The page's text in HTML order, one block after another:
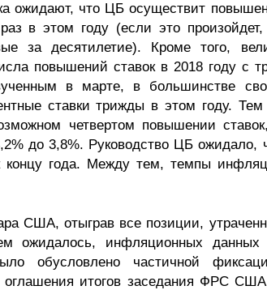
ожидают, что ЦБ осуществит
в этом году (если это произойдет,
за десятилетие). Кроме того,
повышений ставок в 2018 году с
в марте, в большинстве
ставки трижды в этом году. Тем
четвертом повышении
до 3,8%. Руководство ЦБ ожидало,
концу года. Между тем, темпы
США, отыграв все позиции,
ожидалось, инфляционных данных
обусловлено частичной
оглашения итогов заседания ФРС